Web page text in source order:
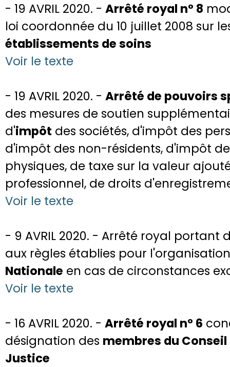
- 19 AVRIL 2020. - Arrêté royal n° 8
loi coordonnée du 10 juillet 2008 sur
établissements de soins
Voir le texte
- 19 AVRIL 2020. - Arrêté de pouvoirs
des mesures de soutien
d'impôt des sociétés, d'impôt des
d'impôt des non-résidents, d'impôt
physiques, de taxe sur la valeur
professionnel, de droits
Voir le texte
- 9 AVRIL 2020. - Arrêté royal
aux règles établies pour
Nationale en cas de circonstances
Voir le texte
- 16 AVRIL 2020. - Arrêté royal n° 6
désignation des membres du
Justice